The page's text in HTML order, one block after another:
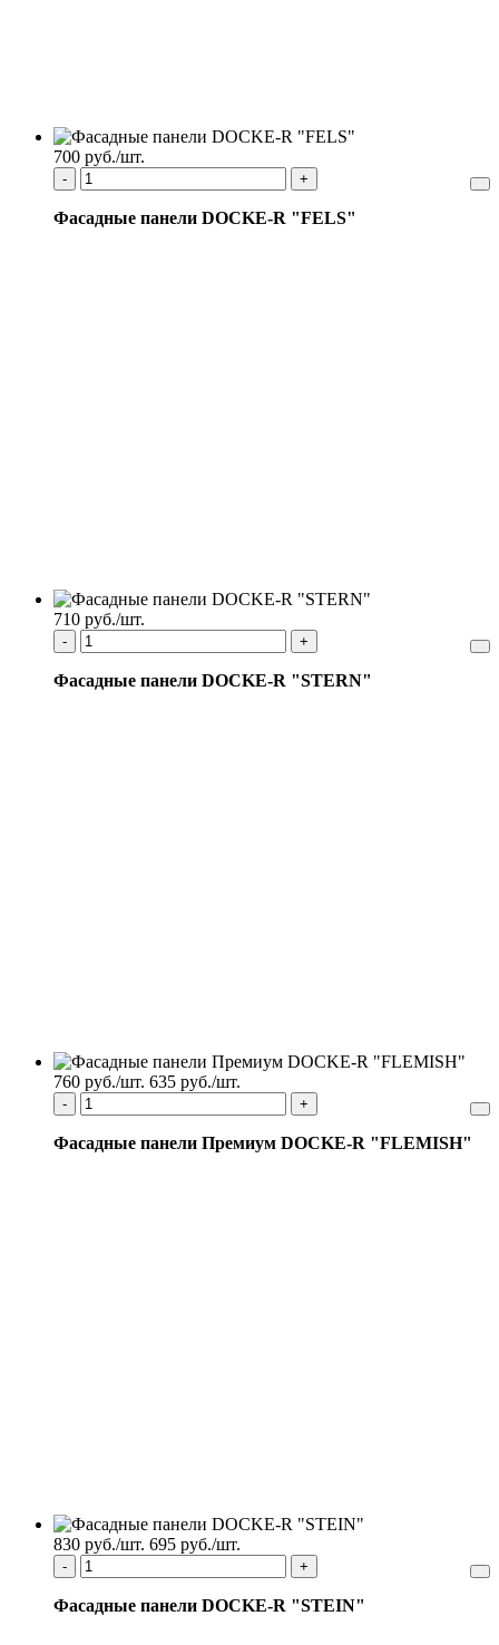
700 руб./шт.
- +
Фасадные панели DOCKE-R "FELS"
710 руб./шт.
- +
Фасадные панели DOCKE-R "STERN"
760 руб./шт. 635 руб./шт.
- +
Фасадные панели Премиум DOCKE-R "FLEMISH"
830 руб./шт. 695 руб./шт.
- +
Фасадные панели DOCKE-R "STEIN"